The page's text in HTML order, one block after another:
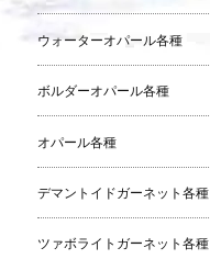
ウォーターオパール各種
ボルダーオパール各種
オパール各種
デマントイドガーネット各種
ツァボライトガーネット各種